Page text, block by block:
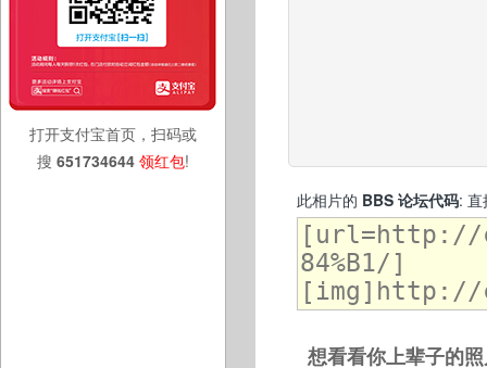
打开支付宝首页，扫码或
搜 651734644 领红包!
此相片的 BBS 论坛代码: 直
想看看你上辈子的